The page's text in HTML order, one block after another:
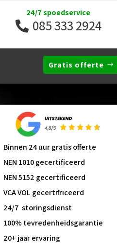
24/7 spoedservice
085 333 2924
Gratis offerte
Binnen 24 uur gratis offerte
NEN 1010 gecertificeerd
NEN 5152 gecertificeerd
VCA VOL gecertifriceerd
24/7 storingsdienst
100% tevredenheidsgarantie
20+ jaar ervaring